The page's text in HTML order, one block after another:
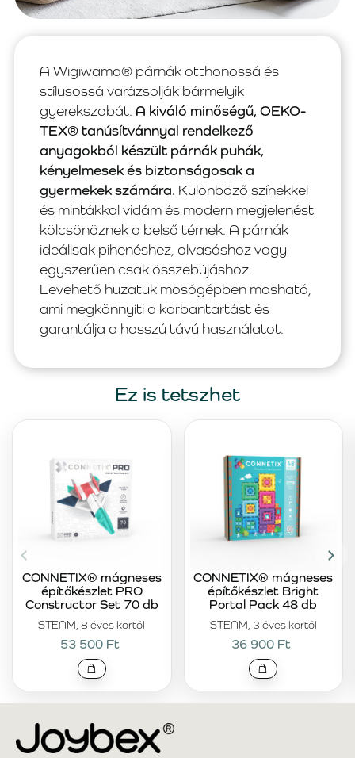
A Wigiwama® párnák otthonossá és
stílusossá varázsolják bármelyik
gyerekszobát. A kiváló minőségű, OEKO-
TEX® tanúsítvánnyal rendelkező
anyagokból készült párnák puhák,
kényelmesek és biztonságosak a
gyermekek számára. Különböző színekkel
és mintákkal vidám és modern megjelenést
kölcsönöznek a belső térnek. A párnák
ideálisak pihenéshez, olvasáshoz vagy
egyszerűen csak összebújáshoz.
Levehető huzatuk mosógépben mosható,
ami megkönnyíti a karbantartást és
garantálja a hosszú távú használatot.
Ez is tetszhet
STEAM, 8 éves kortól
CONNETIX® mágneses
építőkészlet PRO
Constructor Set 70 db
53 500 Ft
STEAM, 3 éves kortól
CONNETIX® mágneses
építőkészlet Bright
Portal Pack 48 db
36 900 Ft